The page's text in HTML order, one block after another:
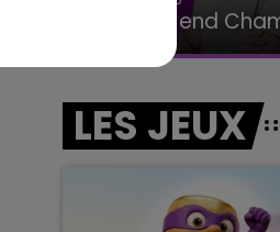
Le Week-end
LES JEUX